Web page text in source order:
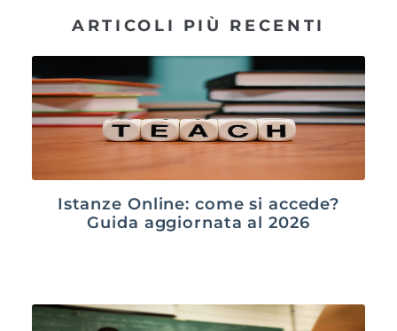
ARTICOLI PIÙ RECENTI
Istanze Online: come si accede?
Guida aggiornata al 2026